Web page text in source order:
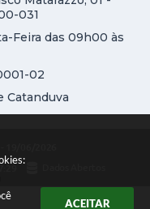
ACEITAR
031
Feira das 09h00 às
02
Catanduva